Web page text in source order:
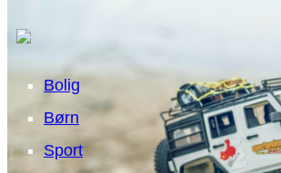
Bolig
Børn
Sport